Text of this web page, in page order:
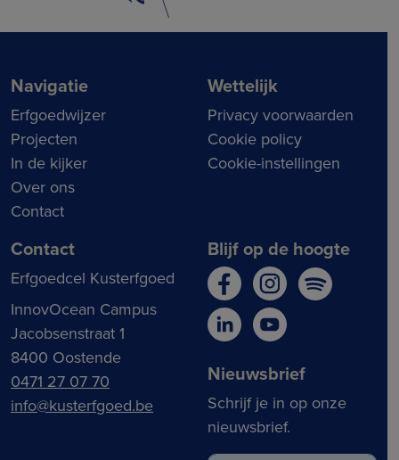
Navigatie
Erfgoedwijzer
Projecten
In de kijker
Over ons
Contact
Wettelijk
Privacy voorwaarden
Cookie policy
Cookie-instellingen
Contact
Erfgoedcel Kusterfgoed
InnovOcean Campus
Jacobsenstraat 1
8400 Oostende
0471 27 07 70
info@kusterfgoed.be
Blijf op de hoogte
Nieuwsbrief
Schrijf je in op onze
nieuwsbrief.